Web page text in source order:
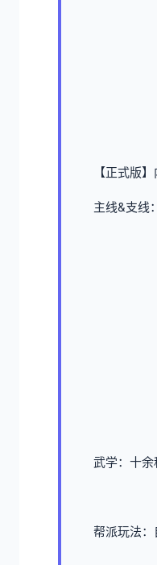
【正式版
主线&支线
武学：十
帮派玩法